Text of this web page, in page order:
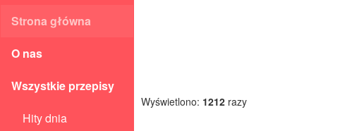
Strona główna
O nas
Wszystkie przepisy
Hity dnia
Wyświetlono: 1212 razy